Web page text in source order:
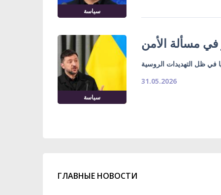
سياسة
سياسة
في مسألة الأمن
في ظل التهديدات الروسية
31.05.2026
ГЛАВНЫЕ НОВОСТИ